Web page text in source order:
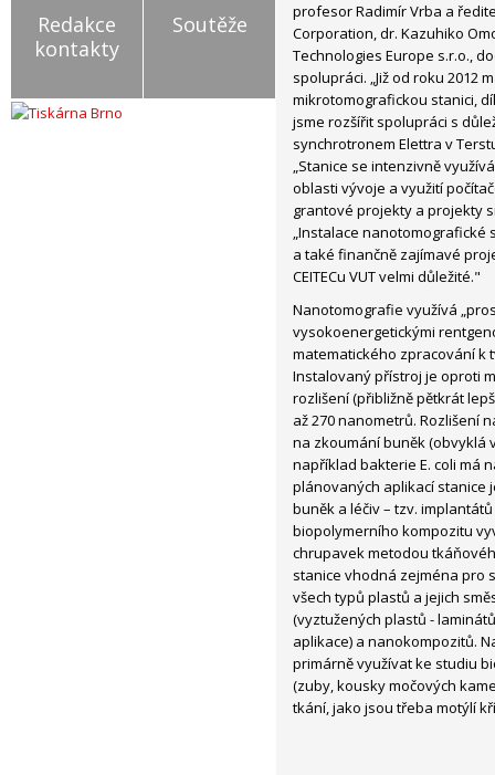
Redakce
kontakty
Soutěže
profesor Radimír Vrba a
Corporation, dr. Kazuhiko
Technologies Europe s.r.o.,
spolupráci. „Již od roku 2012
mikrotomografickou stanici,
jsme rozšířit spolupráci s
synchrotronem Elettra v
„Stanice se intenzivně
oblasti vývoje a využití
grantové projekty a projekty
„Instalace
a také finančně zajímavé
CEITECu VUT velmi důležité."
Nanotomografie využívá
vysokoenergetickými
matematického zpracování k
Instalovaný přístroj je oproti
rozlišení (přibližně pětkrát
až 270 nanometrů. Rozlišení
na zkoumání buněk (obvyklá
například bakterie E. coli má
plánovaných aplikací stanice
buněk a léčiv – tzv.
biopolymerního kompozitu
chrupavek metodou
stanice vhodná zejména pro
všech typů plastů a jejich
(vyztužených plastů -
aplikace) a nanokompozitů.
primárně využívat ke studiu
(zuby, kousky močových
tkání, jako jsou třeba motýlí